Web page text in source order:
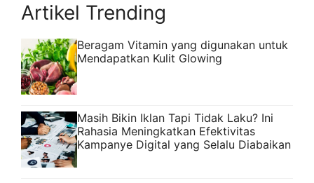
Artikel Trending
Beragam Vitamin yang digunakan untuk
Mendapatkan Kulit Glowing
Masih Bikin Iklan Tapi Tidak Laku? Ini
Rahasia Meningkatkan Efektivitas
Kampanye Digital yang Selalu Diabaikan